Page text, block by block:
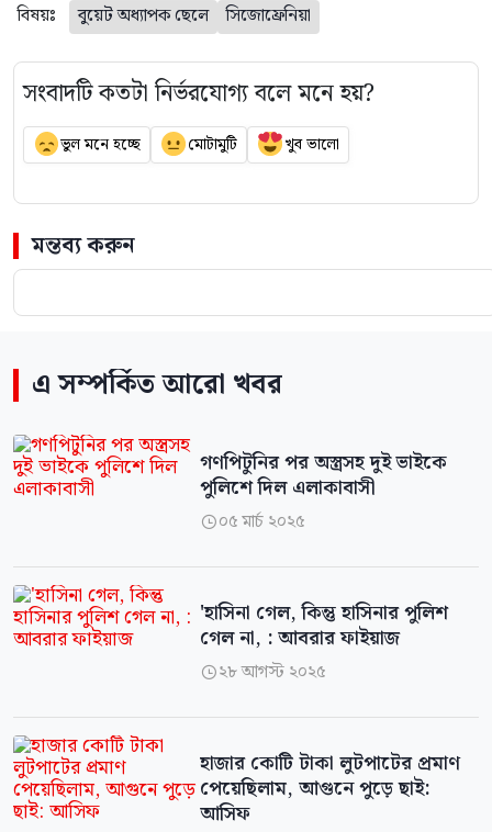
বিষয়ঃ বুয়েট অধ্যাপক ছেলে সিজোফ্রেনিয়া
সংবাদটি কতটা নির্ভরযোগ্য বলে মনে হয়?
ভুল মনে হচ্ছে মোটামুটি খুব ভালো
মন্তব্য করুন
এ সম্পর্কিত আরো খবর
গণপিটুনির পর অস্ত্রসহ দুই ভাইকে
পুলিশে দিল এলাকাবাসী
০৫ মার্চ ২০২৫
'হাসিনা গেল, কিন্তু হাসিনার পুলিশ
গেল না, : আবরার ফাইয়াজ
২৮ আগস্ট ২০২৫
হাজার কোটি টাকা লুটপাটের প্রমাণ
পেয়েছিলাম, আগুনে পুড়ে ছাই:
আসিফ